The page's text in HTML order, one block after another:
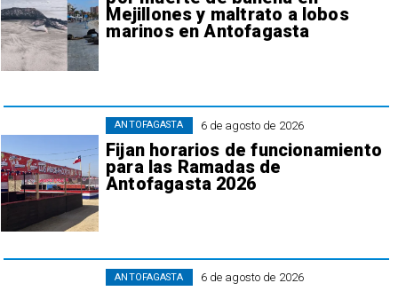
Mejillones y maltrato a lobos
marinos en Antofagasta
6 de agosto de 2026
Fijan horarios de funcionamiento
para las Ramadas de
Antofagasta 2026
ANTOFAGASTA
6 de agosto de 2026
ANTOFAGASTA